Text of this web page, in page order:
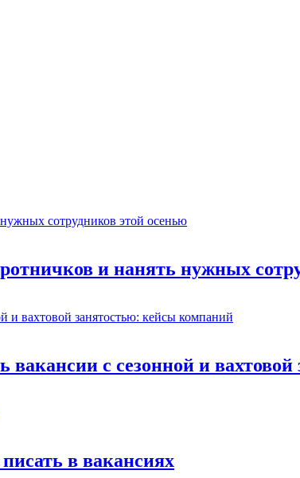
и нанять нужных
вакансии с сезонной и
в вакансиях